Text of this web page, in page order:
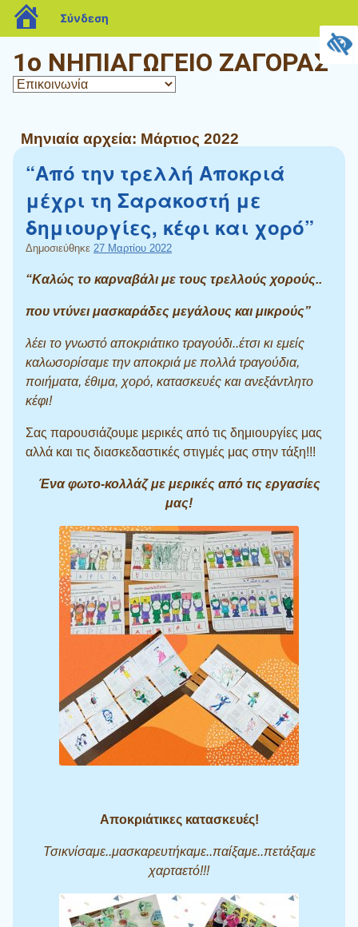
1ο ΝΗΠΙΑΓΩΓΕΙΟ ΖΑΓΟΡΑΣ
Μηνιαία αρχεία: Μάρτιος 2022
“Από την τρελλή Αποκριά
μέχρι τη Σαρακοστή με
δημιουργίες, κέφι και χορό”
Δημοσιεύθηκε 27 Μαρτίου 2022
“Καλώς το καρναβάλι με τους τρελλούς χορούς..
που ντύνει μασκαράδες μεγάλους και μικρούς”
λέει το γνωστό αποκριάτικο τραγούδι..έτσι κι εμείς
καλωσορίσαμε την αποκριά με πολλά τραγούδια,
ποιήματα, έθιμα, χορό, κατασκευές και ανεξάντλητο
κέφι!
Σας παρουσιάζουμε μερικές από τις δημιουργίες μας
αλλά και τις διασκεδαστικές στιγμές μας στην τάξη!!!
Ένα φωτο-κολλάζ με μερικές από τις εργασίες
μας!
Αποκριάτικες κατασκευές!
Τσικνίσαμε..μασκαρευτήκαμε..παίξαμε..πετάξαμε
χαρταετό!!!
blogs.sch.gr
Σύνδεση